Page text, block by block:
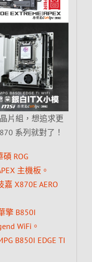
片組，想追求更
系列就對了！
ROG
主機板。
X870E AERO
擎 B850I
WiFi。
B850I EDGE TI